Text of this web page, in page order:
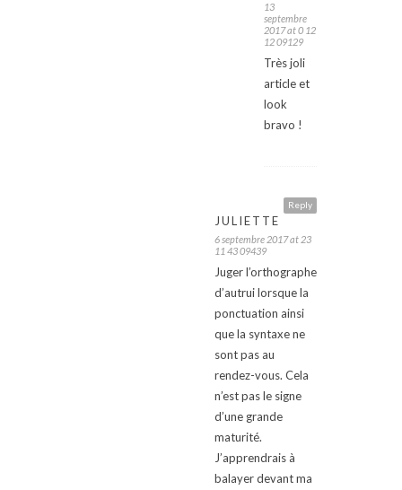
13
septembre
2017 at 0 12
12 09129
Très joli
article et
look
bravo !
Reply
JULIETTE
6 septembre 2017 at 23
11 43 09439
Juger l’orthographe
d’autrui lorsque la
ponctuation ainsi
que la syntaxe ne
sont pas au
rendez-vous. Cela
n’est pas le signe
d’une grande
maturité.
J’apprendrais à
balayer devant ma